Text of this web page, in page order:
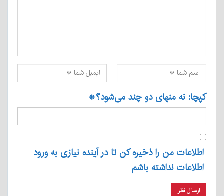
کپچا: نه منهای دو چند می‌شود؟*
اطلاعات من را ذخیره کن تا در آینده نیازی به ورود
اطلاعات نداشته باشم